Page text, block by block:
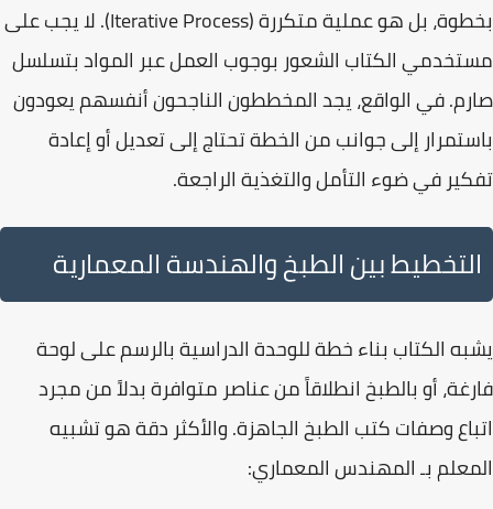
بخطوة، بل هوعملية متكررة (Iterative Process)
. لا يجب على
مستخدمي الكتاب الشعور بوجوب العمل عبر المواد بتسلسل
صارم. في الواقع، يجد المخططون الناجحون أنفسهم يعودون
باستمرار إلى جوانب من الخطة تحتاج إلى تعديل أو إعادة
تفكير في ضوء التأمل والتغذية الراجعة.
التخطيط بين الطبخ والهندسة المعمارية
يشبه الكتاب بناء خطة للوحدة الدراسية بالرسم على لوحة
فارغة، أوبالطبخ انطلاقاً من عناصر متوافرةبدلاً من مجرد
اتباع وصفات كتب الطبخ الجاهزة. والأكثر دقة هو تشبيه
المعلم بـالمهندس المعماري: